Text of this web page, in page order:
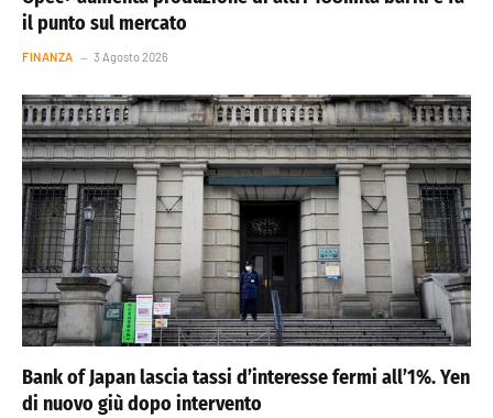
il punto sul mercato
FINANZA 3 Agosto 2026
Bank of Japan lascia tassi d’interesse fermi all’1%. Yen
di nuovo giù dopo intervento